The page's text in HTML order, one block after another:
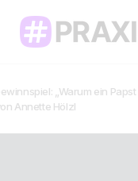
„Warum ein
Annette Hölzl